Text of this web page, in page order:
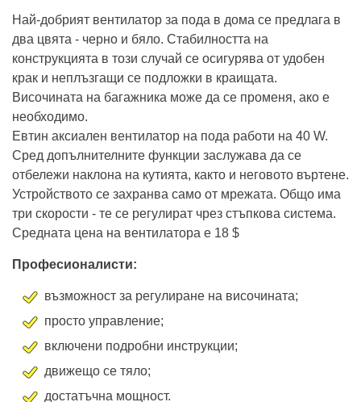
Най-добрият вентилатор за пода в дома се предлага в
два цвята - черно и бяло. Стабилността на
конструкцията в този случай се осигурява от удобен
крак и неплъзгащи се подложки в краищата.
Височината на багажника може да се променя, ако е
необходимо.
Евтин аксиален вентилатор на пода работи на 40 W.
Сред допълнителните функции заслужава да се
отбележи наклона на кутията, както и неговото въртене.
Устройството се захранва само от мрежата. Общо има
три скорости - те се регулират чрез стъпкова система.
Средната цена на вентилатора е 18 $
Професионалисти:
възможност за регулиране на височината;
просто управление;
включени подробни инструкции;
движещо се тяло;
достатъчна мощност.